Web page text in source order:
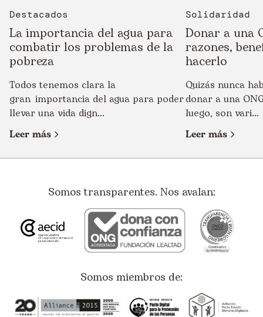
Destacados
La importancia del agua para
combatir los problemas de la
pobreza
Todos tenemos clara la
gran importancia del agua para poder
llevar una vida dign...
Leer más
Solidaridad
Donar a una
razones,
hacerlo
Quizás nunca
donar a una
luego, son vari...
Leer más
Somos transparentes. Nos avalan:
Somos miembros de: